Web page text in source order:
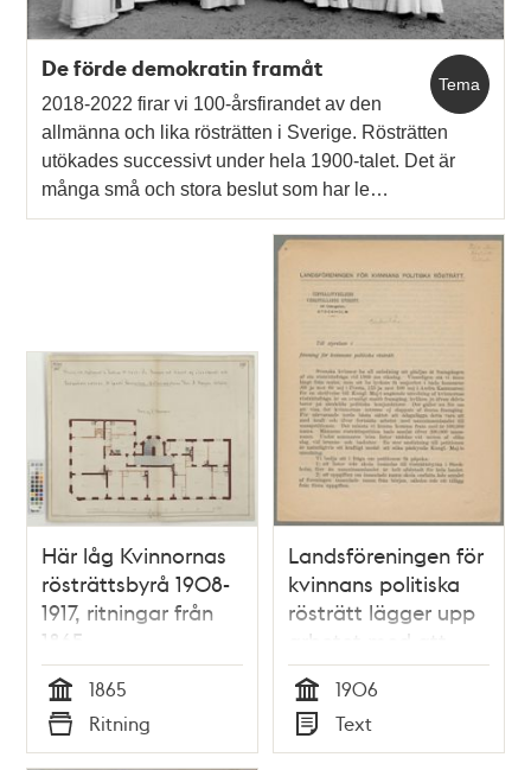
Tema
De förde demokratin framåt
2018-2022 firar vi 100-årsfirandet av den
allmänna och lika rösträtten i Sverige. Rösträtten
utökades successivt under hela 1900-talet. Det är
många små och stora beslut som har le…
Här låg Kvinnornas
rösträttsbyrå 1908-
1917, ritningar från
1865
Tid
1865
Typ
Ritning
Landsföreningen för
kvinnans politiska
rösträtt lägger upp
arbetet med att
samla in
namnunderskrifter i
syfte att skynda på
utredningen om
Tid
1906
Typ
Text